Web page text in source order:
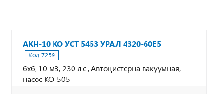
АКН-10 КО УСТ 5453 УРАЛ 4320-60Е5
Код:7259
6х6, 10 м3, 230 л.с., Автоцистерна вакуумная,
насос КО-505